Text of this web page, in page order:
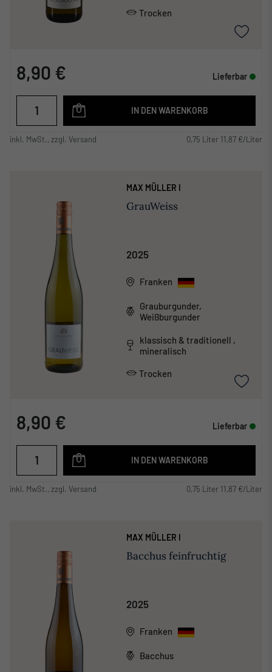
Trocken
8,90 € Lieferbar
IN DEN WARENKORB
inkl. MwSt., zzgl. Versand 0,75 Liter 11,87 €/Liter
MAX MÜLLER I
GrauWeiss
2025
Franken
Grauburgunder,
Weißburgunder
klassisch & traditionell ,
mineralisch
Trocken
8,90 € Lieferbar
IN DEN WARENKORB
inkl. MwSt., zzgl. Versand 0,75 Liter 11,87 €/Liter
MAX MÜLLER I
Bacchus feinfruchtig
2025
Franken
Bacchus